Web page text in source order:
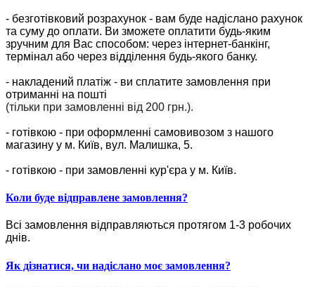
- безготівковий розрахунок - вам буде надіслано рахунок
та суму до оплати. Ви зможете оплатити будь-яким
зручним для Вас способом: через інтернет-банкінг,
термінал або через відділення будь-якого банку.
- накладений платіж - ви сплатите замовлення при
отриманні на пошті
(тільки при замовленні від 200 грн.).
- готівкою - при оформленні самовивозом з нашого
магазину у м. Київ, вул. Малишка, 5.
- готівкою - при замовленні кур'єра у м. Київ.
Коли буде відправлене замовлення?
Всі замовлення відправляються протягом 1-3 робочих
днів.
Як дізнатися, чи надіслано моє замовлення?